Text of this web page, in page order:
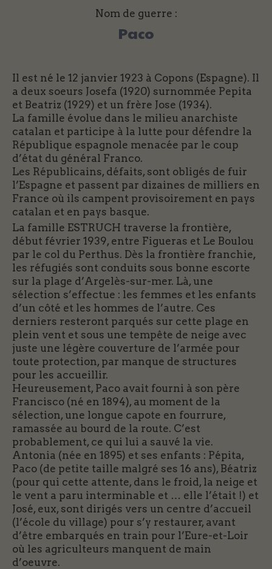
Nom de guerre :
Paco
Il est né le 12 janvier 1923 à Copons (Espagne). Il
a deux soeurs Josefa (1920) surnommée Pepita
et Beatriz (1929) et un frère Jose (1934).
La famille évolue dans le milieu anarchiste
catalan et participe à la lutte pour défendre la
République espagnole menacée par le coup
d’état du général Franco.
Les Républicains, défaits, sont obligés de fuir
l’Espagne et passent par dizaines de milliers en
France où ils campent provisoirement en pays
catalan et en pays basque.
La famille ESTRUCH traverse la frontière,
début février 1939, entre Figueras et Le Boulou
par le col du Perthus. Dès la frontière franchie,
les réfugiés sont conduits sous bonne escorte
sur la plage d’Argelès-sur-mer. Là, une
sélection s’effectue : les femmes et les enfants
d’un côté et les hommes de l’autre. Ces
derniers resteront parqués sur cette plage en
plein vent et sous une tempête de neige avec
juste une légère couverture de l’armée pour
toute protection, par manque de structures
pour les accueillir.
Heureusement, Paco avait fourni à son père
Francisco (né en 1894), au moment de la
sélection, une longue capote en fourrure,
ramassée au bourd de la route. C’est
probablement, ce qui lui a sauvé la vie.
Antonia (née en 1895) et ses enfants : Pépita,
Paco (de petite taille malgré ses 16 ans), Béatriz
(pour qui cette attente, dans le froid, la neige et
le vent a paru interminable et … elle l’était !) et
José, eux, sont dirigés vers un centre d’accueil
(l’école du village) pour s’y restaurer, avant
d’être embarqués en train pour l’Eure-et-Loir
où les agriculteurs manquent de main
d’oeuvre.